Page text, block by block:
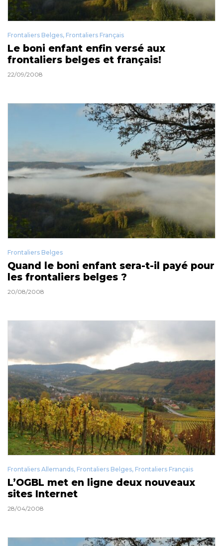
Frontaliers Belges, Frontaliers Français
Le boni enfant enfin versé aux
frontaliers belges et français!
22/09/2008
Frontaliers Belges
Quand le boni enfant sera-t-il payé pour
les frontaliers belges ?
20/08/2008
Frontaliers Allemands, Frontaliers Belges, Frontaliers Français
L’OGBL met en ligne deux nouveaux
sites Internet
28/04/2008